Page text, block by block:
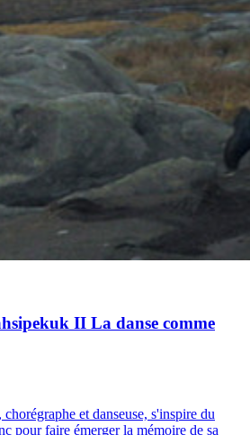
II La danse comme
et danseuse, s'inspire du
pour faire émerger la mémoire de sa